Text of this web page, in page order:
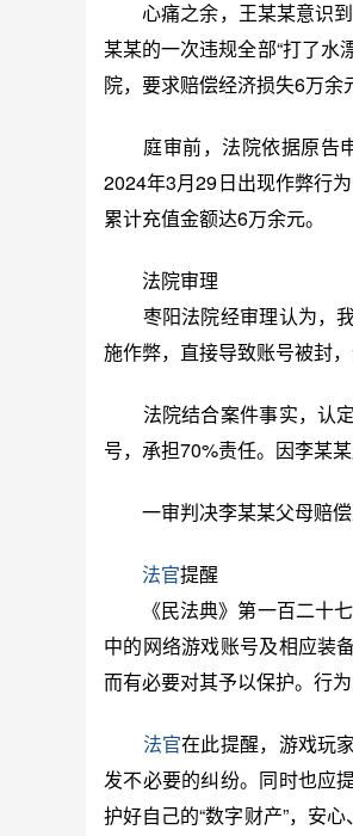
心痛之余，王某某意识到
某某的一次违规全部“打了水
院，要求赔偿经济损失6万余
庭审前，法院依据原告
2024年3月29日出现作弊行
累计充值金额达6万余元。
法院审理
枣阳法院经审理认为，我
施作弊，直接导致账号被封
法院结合案件事实，认定
号，承担70%责任。因李某
一审判决李某某父母赔偿
法官提醒
《民法典》第一百二十七
中的网络游戏账号及相应装
而有必要对其予以保护。行
法官在此提醒，游戏玩
发不必要的纠纷。同时也应
护好自己的“数字财产”，安